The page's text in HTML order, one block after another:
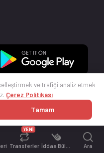
Transferler
YENİ
Ara
ve trafiği analiz etmek
Çerez Politikası
Tamam